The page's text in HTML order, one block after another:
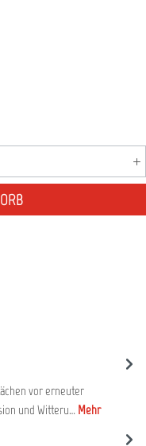
Wert ein oder
vor erneuter
und Witteru… Mehr